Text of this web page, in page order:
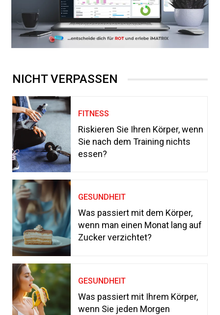
NICHT VERPASSEN
FITNESS
Riskieren Sie Ihren Körper, wenn
Sie nach dem Training nichts
essen?
GESUNDHEIT
Was passiert mit dem Körper,
wenn man einen Monat lang auf
Zucker verzichtet?
GESUNDHEIT
Was passiert mit Ihrem Körper,
wenn Sie jeden Morgen